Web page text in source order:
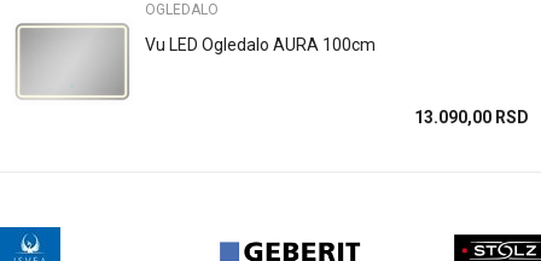
OGLEDALO
Vu LED Ogledalo AURA 100cm
13.090,00 RSD